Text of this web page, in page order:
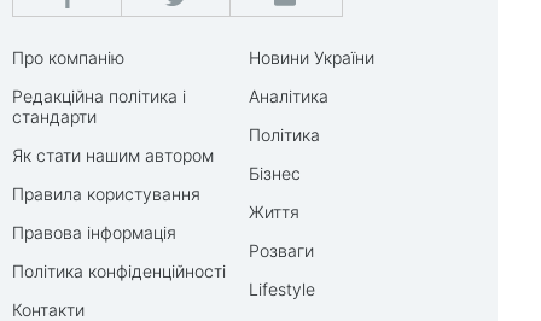
Про компанію
Редакційна політика і
стандарти
Як стати нашим автором
Правила користування
Правова інформація
Політика конфіденційності
Контакти
Новини України
Аналітика
Політика
Бізнес
Життя
Розваги
Lifestyle